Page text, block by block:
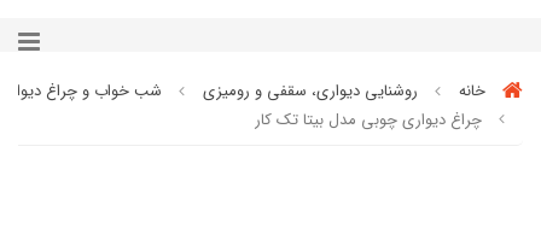
خانه روشنایی دیواری، سقفی و رومیزی
شب خواب و چراغ
چراغ دیواری چوبی مدل بیتا تک کار